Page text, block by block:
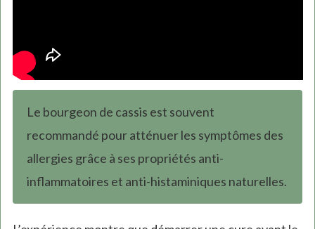
Le bourgeon de cassis est souvent
recommandé pour atténuer les symptômes des
allergies grâce à ses propriétés anti-
inflammatoires et anti-histaminiques naturelles.